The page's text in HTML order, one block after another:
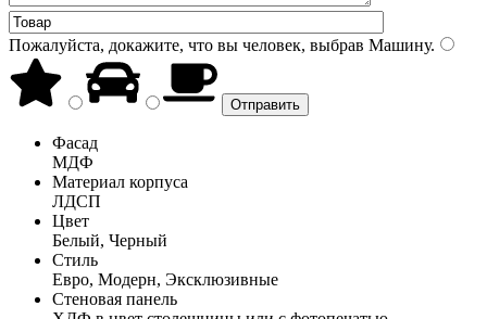
Пожалуйста, докажите, что вы человек, выбрав Машину.
Фасад
МДФ
Материал корпуса
ЛДСП
Цвет
Белый, Черный
Стиль
Евро, Модерн, Эксклюзивные
Стеновая панель